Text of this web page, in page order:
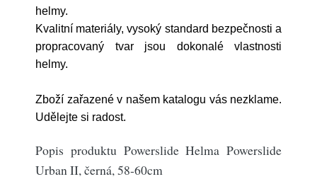
helmy.
Kvalitní materiály, vysoký standard bezpečnosti a
propracovaný tvar jsou dokonalé vlastnosti
helmy.
Zboží zařazené v našem katalogu vás nezklame.
Udělejte si radost.
Popis produktu Powerslide Helma Powerslide
Urban II, černá, 58-60cm